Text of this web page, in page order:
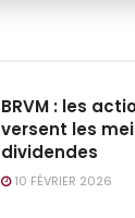
BRVM : les
versent les
dividendes
10 FÉVRIER 2026